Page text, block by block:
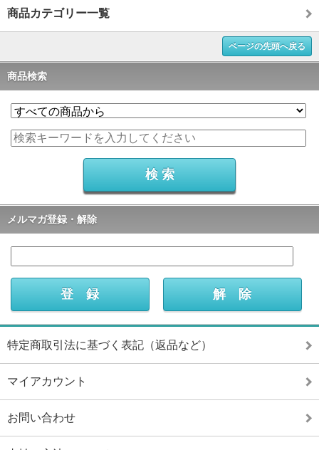
商品カテゴリー一覧
ページの先頭へ戻る
商品検索
メルマガ登録・解除
特定商取引法に基づく表記（返品など）
マイアカウント
お問い合わせ